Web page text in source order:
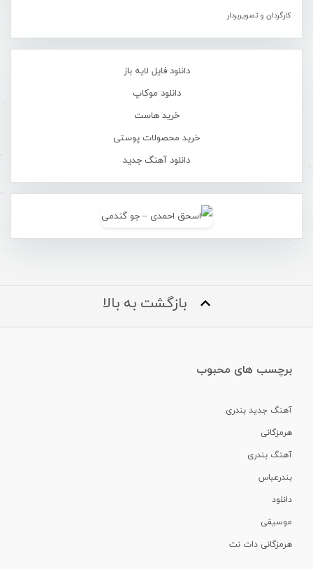
کارگردان و تصویربردار
دانلود فایل لایه باز
دانلود موکاپ
خرید هاست
خرید محصولات پوستی
دانلود آهنگ جدید
بازگشت به بالا
برچسب های محبوب
آهنگ جدید بندری
هرمزگانی
آهنگ بندری
بندرعباس
دانلود
موسیقی
هرمزگانی دات نت